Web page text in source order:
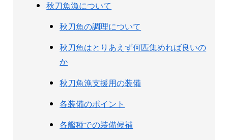
秋刀魚漁について
秋刀魚の調理について
秋刀魚はとりあえず何匹集めれば良いの
か
秋刀魚漁支援用の装備
各装備のポイント
各艦種での装備候補